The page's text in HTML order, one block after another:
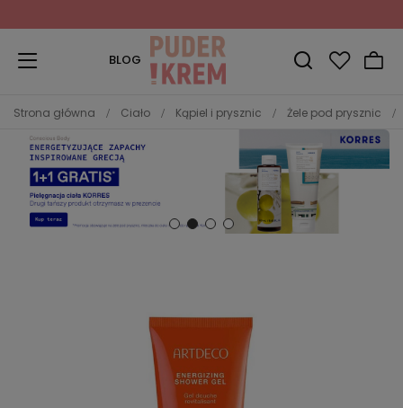
BLOG
Strona główna Ciało Kąpiel i prysznic Żele pod prysznic